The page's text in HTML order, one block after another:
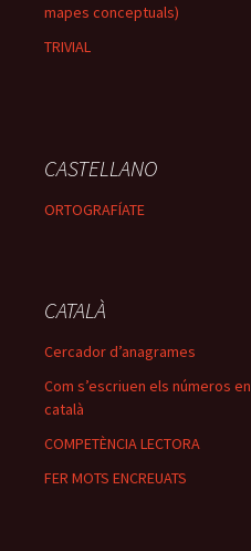
mapes conceptuals)
TRIVIAL
CASTELLANO
ORTOGRAFÍATE
CATALÀ
Cercador d’anagrames
Com s’escriuen els números en
català
COMPETÈNCIA LECTORA
FER MOTS ENCREUATS